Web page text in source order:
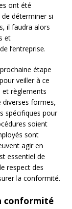
ont été
déterminer si
il faudra alors
et
l’entreprise.
étape
veiller à ce
et règlements
diverses formes,
spécifiques pour
soient
sont
agir en
essentiel de
respect des
la conformité.
conformité